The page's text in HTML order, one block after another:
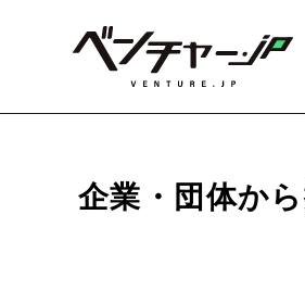
企業・団体か